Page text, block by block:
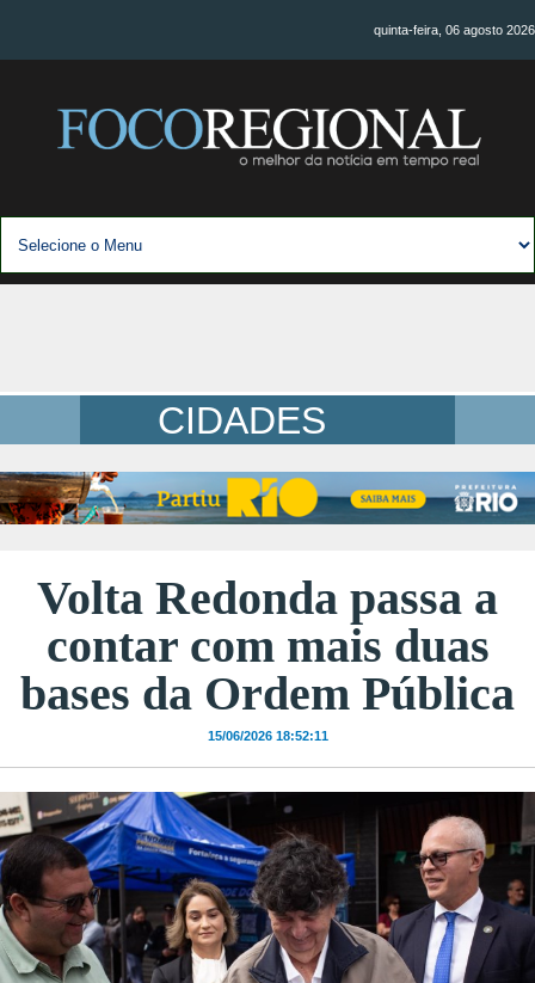
quinta-feira, 06 agosto 2026
CIDADES
Volta Redonda passa a
contar com mais duas
bases da Ordem Pública
15/06/2026 18:52:11